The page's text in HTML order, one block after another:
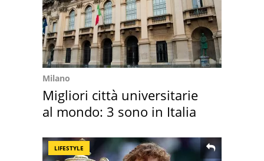
Milano
Migliori città universitarie
al mondo: 3 sono in Italia
LIFESTYLE